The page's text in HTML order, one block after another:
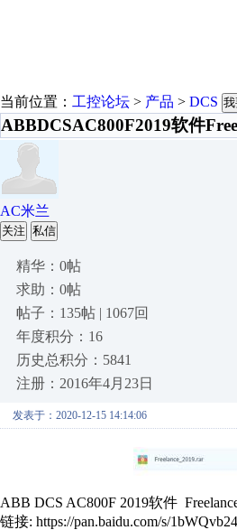
当前位置： 工控论坛 > 产品 > DCS
ABBDCSAC800F2019软件
AC米兰
关注 私信
精华：0帖
求助：0帖
帖子：135帖 | 1067回
年度积分：16
历史总积分：5841
注册：2016年4月23日
发表于：2020-12-15 14:14:06
ABB DCS AC800F 2019软件
链接: https://pan.baidu.com/s/